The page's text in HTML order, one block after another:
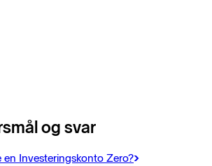
og svar
en Investeringskonto Zero?